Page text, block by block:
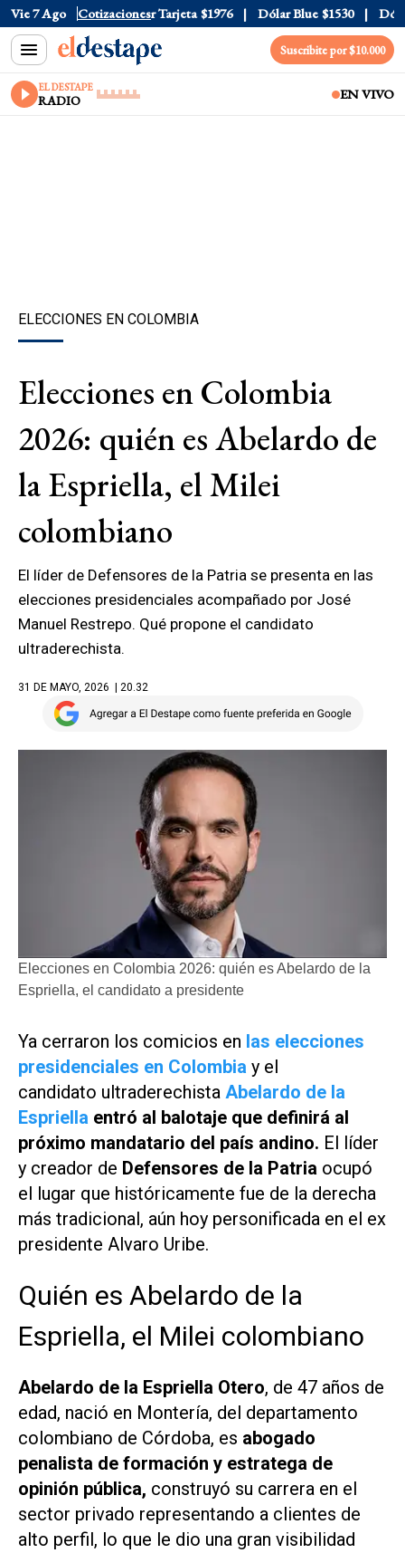
Vie 7 Ago Cotizaciones
$1520 Dólar Tarjeta $1976 Dólar Blue $1530 Dólar
Suscribite por $10.000
EL DESTAPE
RADIO EN VIVO
ELECCIONES EN COLOMBIA
Elecciones en Colombia
2026: quién es Abelardo de
la Espriella, el Milei
colombiano
El líder de Defensores de la Patria se presenta en las
elecciones presidenciales acompañado por José
Manuel Restrepo. Qué propone el candidato
ultraderechista.
31 DE MAYO, 2026 | 20.32
Elecciones en Colombia 2026: quién es Abelardo de la
Espriella, el candidato a presidente
Ya cerraron los comicios en las elecciones
presidenciales en Colombia y el
candidato ultraderechista Abelardo de la
Espriella entró al balotaje que definirá al
próximo mandatario del país andino. El líder
y creador de Defensores de la Patria ocupó
el lugar que históricamente fue de la derecha
más tradicional, aún hoy personificada en el ex
presidente Alvaro Uribe.
Quién es Abelardo de la
Espriella, el Milei colombiano
Abelardo de la Espriella Otero, de 47 años de
edad, nació en Montería, del departamento
colombiano de Córdoba, es abogado
penalista de formación y estratega de
opinión pública, construyó su carrera en el
sector privado representando a clientes de
alto perfil, lo que le dio una gran visibilidad